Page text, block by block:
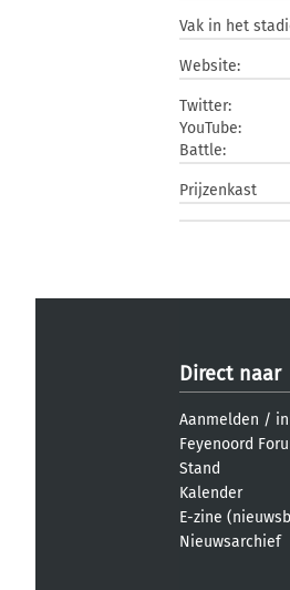
Vak in het
Website:
Twitter:
YouTube:
Battle:
Prijzenkast
Direct naar
Aanmelden /
Feyenoord
Stand
Kalender
E-zine
Nieuwsarchief